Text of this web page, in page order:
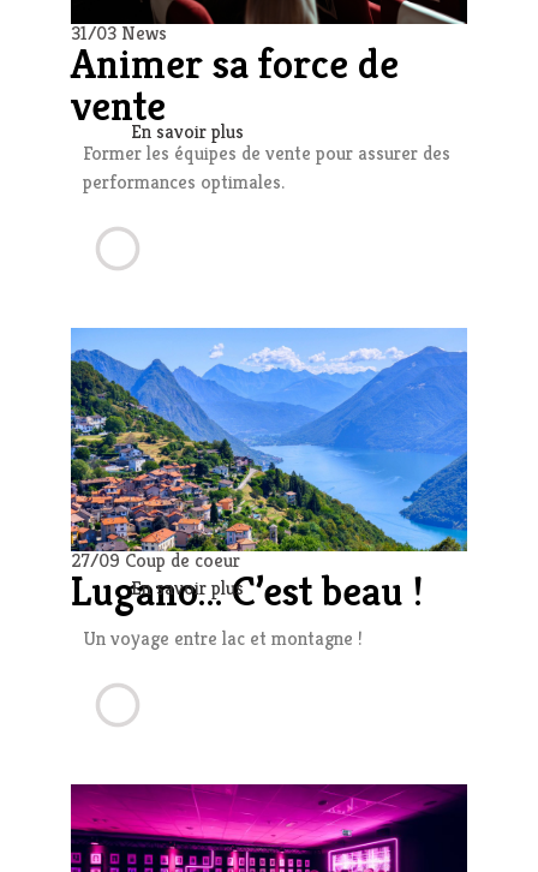
31/03 News
Animer sa force de
vente
Former les équipes de vente pour assurer des
performances optimales.
En savoir plus
27/09 Coup de coeur
Lugano… C’est beau !
Un voyage entre lac et montagne !
En savoir plus